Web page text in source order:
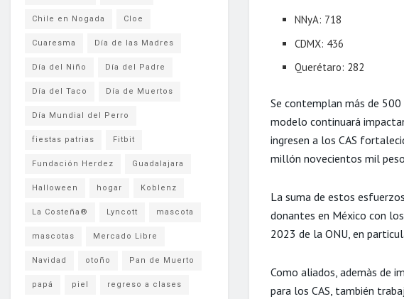
NNyA: 718
CDMX: 436
Querétaro: 282
Se contemplan más de
modelo continuará
ingresen a los CAS
millón novecientos mil
La suma de estos
donantes en México con
2023 de la ONU, en
Como aliados, ademàs de
para los CAS, también
Chile en Nogada Cloe
Cuaresma Día de las Madres
Día del Niño Día del Padre
Día del Taco Día de Muertos
Día Mundial del Perro
fiestas patrias Fitbit
Fundación Herdez Guadalajara
Halloween hogar Koblenz
La Costeña® Lyncott mascota
mascotas Mercado Libre
Navidad otoño Pan de Muerto
papá piel regreso a clases